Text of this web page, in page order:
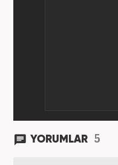
YORUMLAR 5